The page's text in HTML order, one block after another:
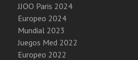
JJOO Paris 2024
Europeo 2024
Mundial 2023
Juegos Med 2022
Europeo 2022